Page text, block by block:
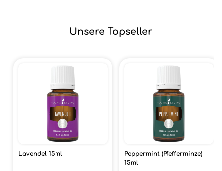
Unsere Topseller
Lavendel 15ml
Peppermint (Pfefferminze)
15ml